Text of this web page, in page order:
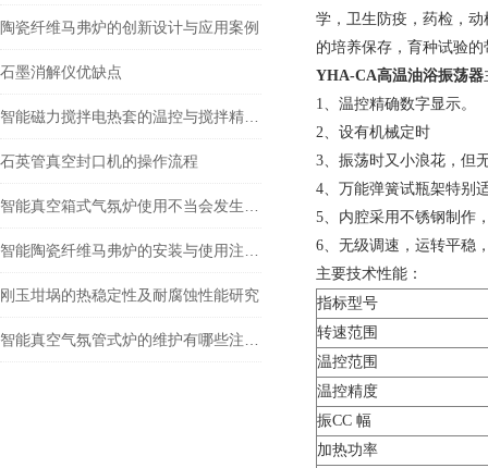
陶瓷纤维马弗炉的创新设计与应用案例
石墨消解仪优缺点
石英管真空封口机的操作流程
刚玉坩埚的热稳定性及耐腐蚀性能研究
学，卫生防疫，药检，
的培养保存，育种试验
YHA-CA高温油浴振荡器
1、温控精确数字显示。
2、设有机械定时
3、振荡时又小浪花，但
4、万能弹簧试瓶架特别
5、内腔采用不锈钢制作
6、无级调速，运转平稳
主要技术性能：
指标型号
转速范围
温控范围
温控精度
振CC 幅
加热功率